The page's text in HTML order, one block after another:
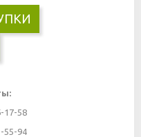
17-58
55-94